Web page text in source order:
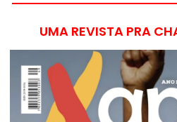
UMA REVISTA PRA